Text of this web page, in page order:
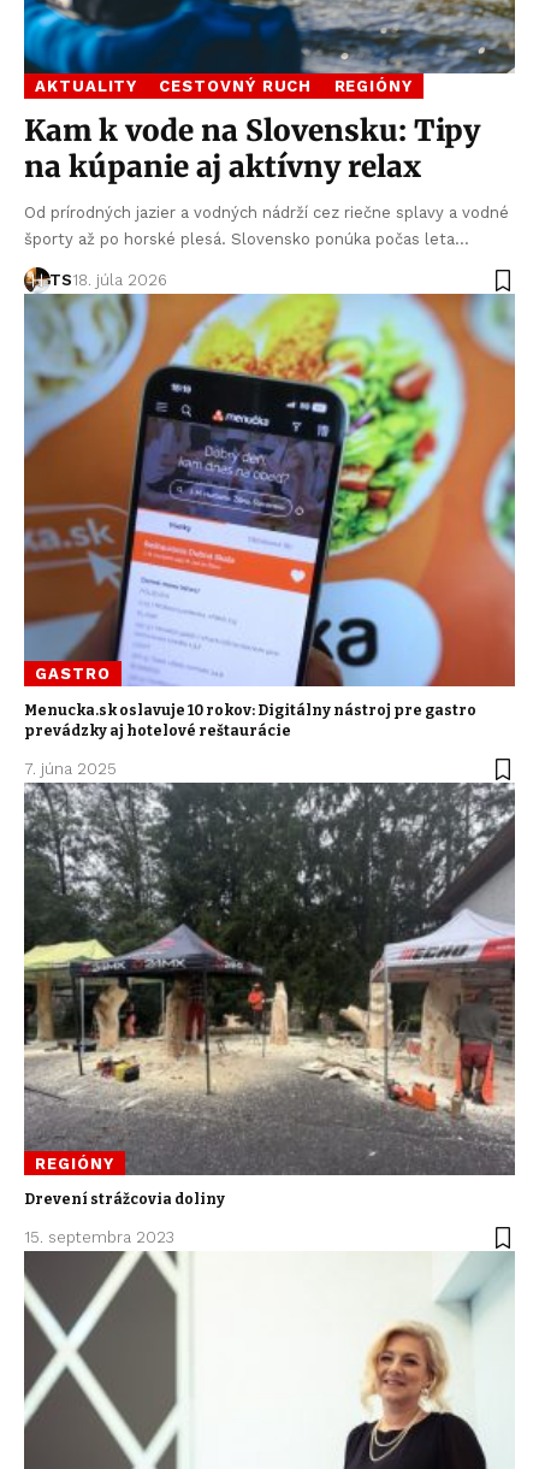
AKTUALITY CESTOVNÝ RUCH REGIÓNY
Kam k vode na Slovensku: Tipy
na kúpanie aj aktívny relax
Od prírodných jazier a vodných nádrží cez riečne splavy a vodné
športy až po horské plesá. Slovensko ponúka počas leta…
TS18. júla 2026
GASTRO
Menucka.sk oslavuje 10 rokov: Digitálny nástroj pre gastro
prevádzky aj hotelové reštaurácie
7. júna 2025
REGIÓNY
Drevení strážcovia doliny
15. septembra 2023